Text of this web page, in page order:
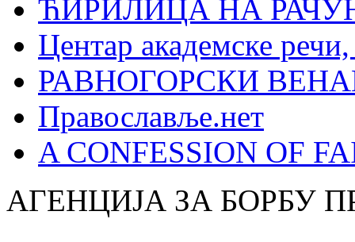
ЋИРИЛИЦА НА
Центар академске
РАВНОГОРСКИ
Православље.нет
A CONFESSION OF
АГЕНЦИЈА ЗА БОРБУ